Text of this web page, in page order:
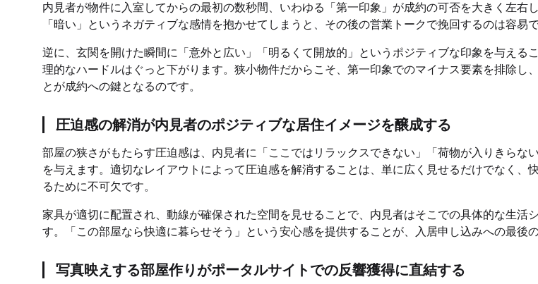
内見者が物件に入室してからの最初の数秒間、いわゆる「第一印象」が成約の可否を大きく左右
「暗い」というネガティブな感情を抱かせてしまうと、その後の営業トークで挽回するのは容易
逆に、玄関を開けた瞬間に「意外と広い」「明るくて開放的」というポジティブな印象を与える
理的なハードルはぐっと下がります。狭小物件だからこそ、第一印象でのマイナス要素を排除し
とが成約への鍵となるのです。
圧迫感の解消が内見者のポジティブな居住イメージを醸成する
部屋の狭さがもたらす圧迫感は、内見者に「ここではリラックスできない」「荷物が入りきらな
を与えます。適切なレイアウトによって圧迫感を解消することは、単に広く見せるだけでなく、
るために不可欠です。
家具が適切に配置され、動線が確保された空間を見せることで、内見者はそこでの具体的な生活
す。「この部屋なら快適に暮らせそう」という安心感を提供することが、入居申し込みへの最後
写真映えする部屋作りがポータルサイトでの反響獲得に直結する